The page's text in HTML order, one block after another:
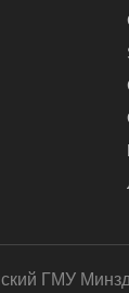
ГМУ